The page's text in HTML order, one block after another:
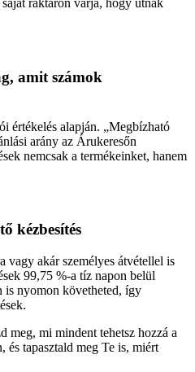
raktáron várja, hogy útnak
amit számok
értékelés alapján. „Megbízható
arány az Árukeresőn
nemcsak a termékeinket, hanem
kézbesítés
vagy akár személyes átvétellel is
99,75 %-a tíz napon belül
is nyomon követheted, így
meg, mi mindent tehetsz hozzá a
tapasztald meg Te is, miért